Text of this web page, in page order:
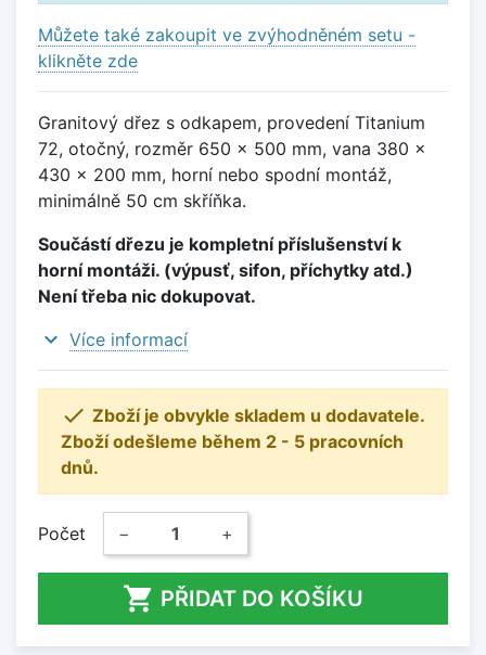
Můžete také zakoupit ve zvýhodněném setu -
klikněte zde
Granitový dřez s odkapem, provedení Titanium
72, otočný, rozměr 650 x 500 mm, vana 380 x
430 x 200 mm, horní nebo spodní montáž,
minimálně 50 cm skříňka.
Součástí dřezu je kompletní příslušenství k
horní montáži. (výpusť, sifon, příchytky atd.)
Není třeba nic dokupovat.
expand_more Více informací
 Zboží je obvykle skladem u dodavatele.
Zboží odešleme během 2 - 5 pracovních
dnů.
Počet − +
 PŘIDAT DO KOŠÍKU